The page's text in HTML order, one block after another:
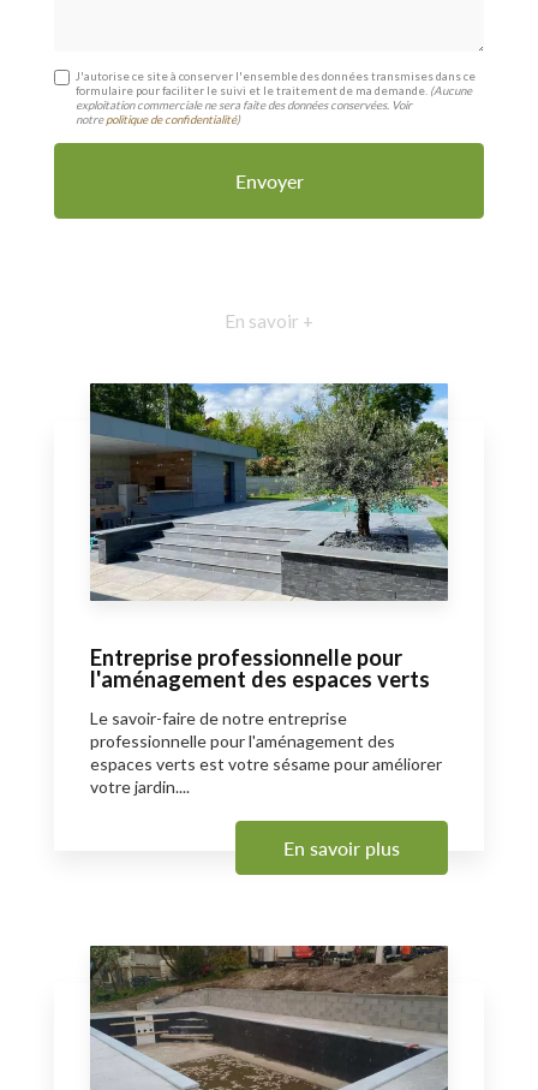
J'autorise ce site à conserver l'ensemble des données transmises dans ce
formulaire pour faciliter le suivi et le traitement de ma demande. (Aucune
exploitation commerciale ne sera faite des données conservées. Voir
notrepolitique de confidentialité)
En savoir +
Entreprise professionnelle pour
l'aménagement des espaces verts
Le savoir-faire de notre entreprise
professionnelle pour l'aménagement des
espaces verts est votre sésame pour améliorer
votre jardin....
En savoir plus